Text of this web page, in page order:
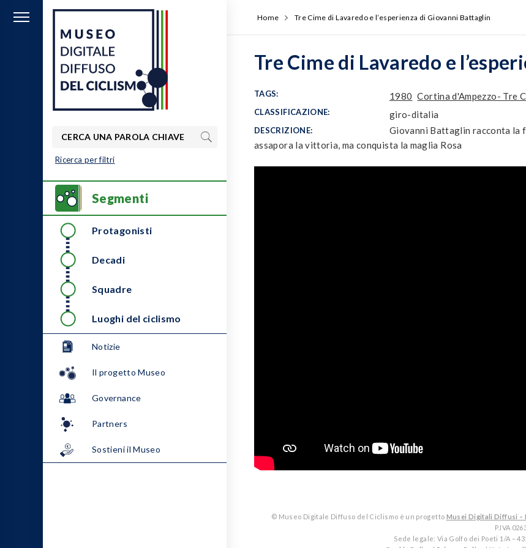
MUSEO DIGITALE
DIFFUSO DEL
CICLISMO
la lente del ciclismo
Ricerca per filtri
Primary
Menu
Segmenti
Protagonisti
Decadi
Squadre
Luoghi del ciclismo
Notizie
Il progetto Museo
Governance
Partners
Sostieni il Museo
Home Tre Cime di Lavaredo e l’esperienza di Giovanni Battaglin
Tre Cime di Lavaredo e
TAGS: 1980 Cortina d'Ampezzo- Tre
CLASSIFICAZIONE: giro-ditalia
DESCRIZIONE:
Giovanni Battaglin racconta la
assapora la vittoria, ma conquista la maglia Rosa
© Museo Digitale Diffuso del Ciclismo è un progetto Musei Digitali Diffusi –
P.IVA
Sede legale: Via Golfo dei Poeti 1/A –